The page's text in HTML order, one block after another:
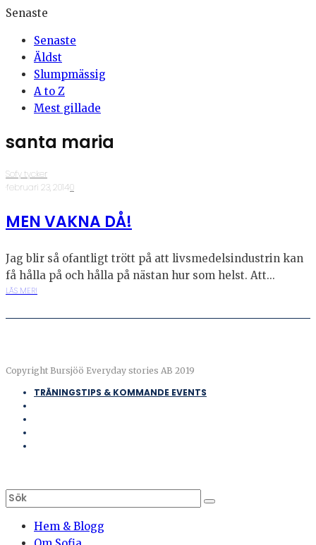
Senaste
Senaste
Äldst
Slumpmässig
A to Z
Mest gillade
santa maria
Sofy tycker
·februari 23, 2014·0
MEN VAKNA DÅ!
Jag blir så ofantligt trött på att livsmedelsindustrin kan
få hålla på och hålla på nästan hur som helst. Att...
LÄS MER!
Copyright Bursjöö Everyday stories AB 2019
TRÄNINGSTIPS & KOMMANDE EVENTS
Hem & Blogg